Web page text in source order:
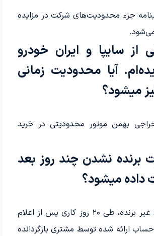
جزء محدودیت‌های شرکت در مزایده
از سایپا و ایران خودرو
آیا محدودیت زمانی
میشود؟
بهمن موتور محدودیتی در خرید
برنده نشدن چند روز بعد
داده میشود؟
مبلغ سپرده افراد غیر برنده، طی ۲۰ روز کاری پس از اعلام
حساب ارائه شده توسط مشتری بازگردانده